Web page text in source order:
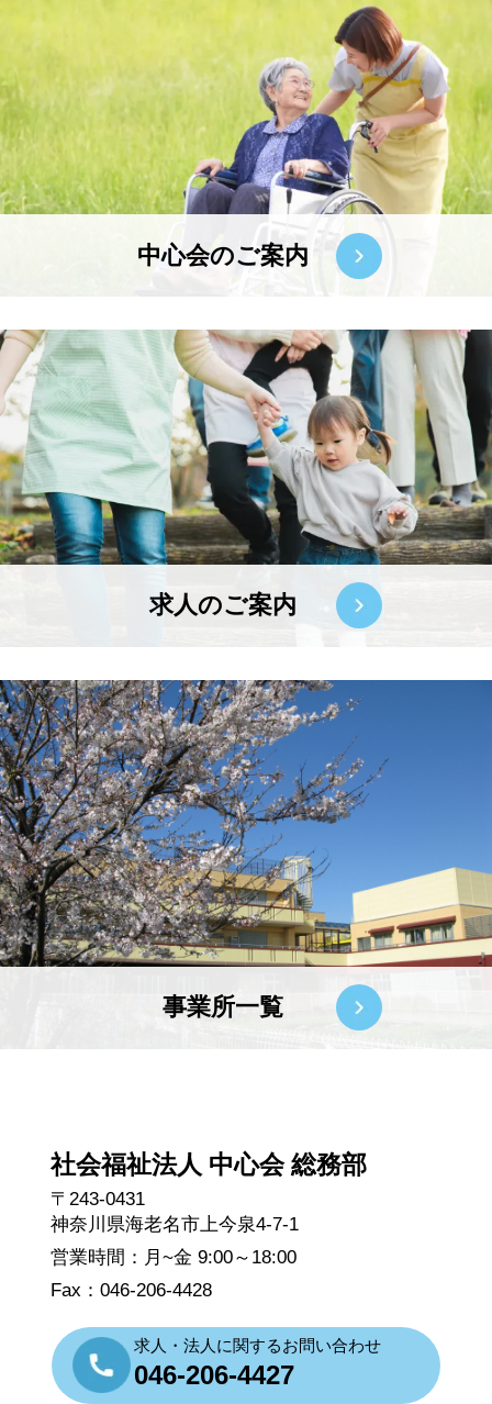
中心会のご案内
求人のご案内
事業所一覧
社会福祉法人 中心会 総務部
〒243-0431
神奈川県海老名市上今泉4-7-1
営業時間：月~金 9:00～18:00
Fax：046-206-4428
求人・法人に関するお問い合わせ
046-206-4427